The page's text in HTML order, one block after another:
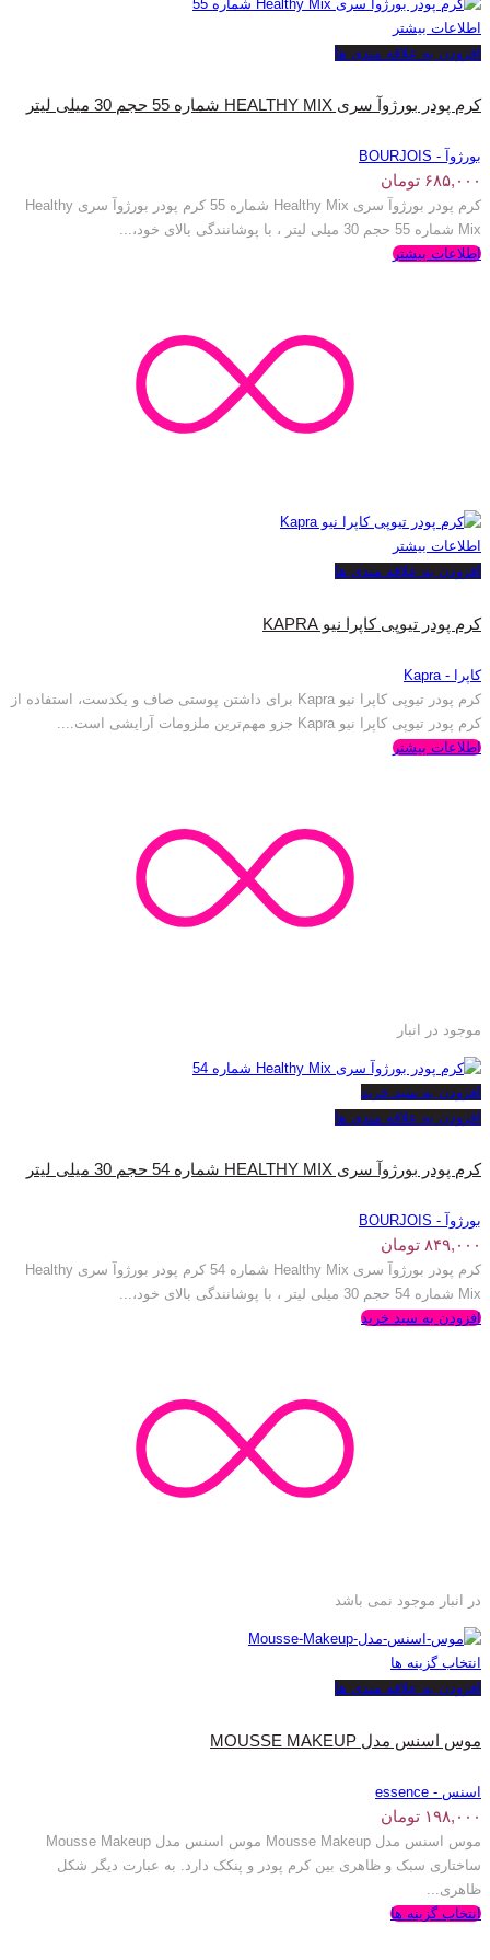
اطلاعات بیشتر
افزودن به علاقه مندی ها
کرم پودر بورژوآ سری HEALTHY MIX شماره 55 حجم 30 میلی لیتر
بورژوآ - BOURJOIS
۶۸۵,۰۰۰ تومان
کرم پودر بورژوآ سری Healthy Mix شماره 55 کرم پودر بورژوآ سری Healthy
Mix شماره 55 حجم 30 میلی لیتر ، با پوشانندگی بالای خود،...
اطلاعات بیشتر
اطلاعات بیشتر
افزودن به علاقه مندی ها
کرم پودر تیوپی کاپرا نیو KAPRA
کاپرا - Kapra
کرم پودر تیوپی کاپرا نیو Kapra برای داشتن پوستی صاف و یکدست، استفاده از
کرم پودر تیوپی کاپرا نیو Kapra جزو مهم‌ترین ملزومات آرایشی است....
اطلاعات بیشتر
موجود در انبار
افزودن به سبد خرید
افزودن به علاقه مندی ها
کرم پودر بورژوآ سری HEALTHY MIX شماره 54 حجم 30 میلی لیتر
بورژوآ - BOURJOIS
۸۴۹,۰۰۰ تومان
کرم پودر بورژوآ سری Healthy Mix شماره 54 کرم پودر بورژوآ سری Healthy
Mix شماره 54 حجم 30 میلی لیتر ، با پوشانندگی بالای خود،...
افزودن به سبد خرید
در انبار موجود نمی باشد
انتخاب گزینه ها
افزودن به علاقه مندی ها
موس اسنس مدل MOUSSE MAKEUP
اسنس - essence
۱۹۸,۰۰۰ تومان
موس اسنس مدل Mousse Makeup موس اسنس مدل Mousse Makeup
ساختاری سبک و ظاهری بین کرم پودر و پنکک دارد. به عبارت دیگر شکل
ظاهری...
انتخاب گزینه ها